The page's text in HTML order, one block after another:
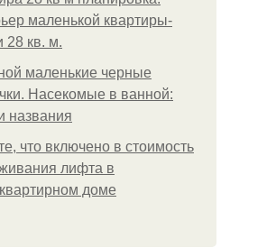
маленькой квартиры-
28 кв. м.
маленькие черные
Насекомые в ванной:
названия
что включено в стоимость
лифта в
доме